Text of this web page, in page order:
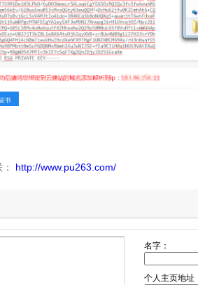
http://www.pu263.com/
名字：
个人主页地址